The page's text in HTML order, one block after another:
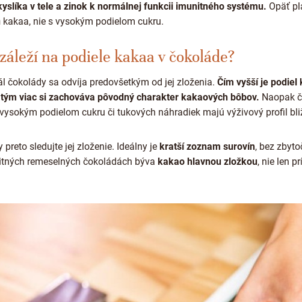
v tele a zinok k normálnej funkcii imunitného systému. Opäť
nie s vysokým podielom cukru.
na podiele kakaa v čokoláde?
čokolády sa odvíja predovšetkým od jej zloženia. Čím vyšší je podiel
viac si zachováva pôvodný charakter kakaových bôbov. Naopak
podielom cukru či tukových náhradiek majú výživový profil
preto sledujte jej zloženie. Ideálny je kratší zoznam surovín, bez
remeselných čokoládách býva kakao hlavnou zložkou, nie len